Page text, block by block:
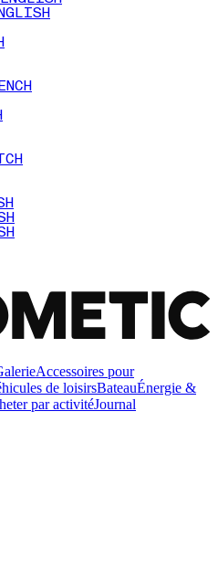
Accessoires pour
de loisirsBateauÉnergie &
par activitéJournal